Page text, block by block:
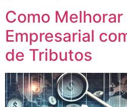
Como Melhorar
Empresarial
de Tributos